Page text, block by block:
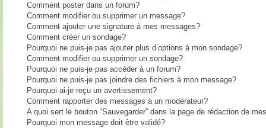
Comment poster dans un forum?
Comment modifier ou supprimer un message?
Comment ajouter une signature à mes messages?
Comment créer un sondage?
Pourquoi ne puis-je pas ajouter plus d’options à mon sondage?
Comment modifier ou supprimer un sondage?
Pourquoi ne puis-je pas accéder à un forum?
Pourquoi ne puis-je pas joindre des fichiers à mon message?
Pourquoi ai-je reçu un avertissement?
Comment rapporter des messages à un modérateur?
A quoi sert le bouton “Sauvegarder” dans la page de rédaction de
Pourquoi mon message doit être validé?